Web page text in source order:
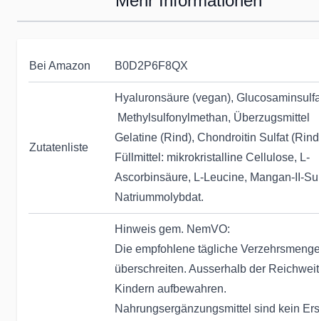
Bei Amazon B0D2P6F8QX
Zutatenliste
Hyaluronsäure (vegan),
Methylsulfonylmethan, Überzugsmittel
Gelatine (Rind), Chondroitin Sulfat
Füllmittel: mikrokristalline Cellulose, L-
Ascorbinsäure, L-Leucine, Mangan-II-
Natriummolybdat.
Hinweis gem. NemVO:
Die empfohlene tägliche
überschreiten. Ausserhalb der
Kindern aufbewahren.
Nahrungsergänzungsmittel sind kein